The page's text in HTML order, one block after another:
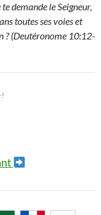
demande le Seigneur,
toutes ses voies et
? (Deutéronome 10:12-
!